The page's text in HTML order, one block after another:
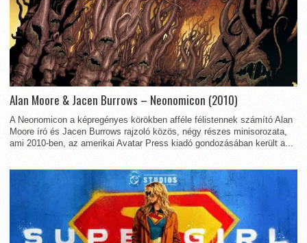
Alan Moore & Jacen Burrows – Neonomicon (2010)
A Neonomicon a képregényes körökben afféle félistennek számító Alan
Moore író és Jacen Burrows rajzoló közös, négy részes minisorozata,
ami 2010-ben, az amerikai Avatar Press kiadó gondozásában került a...